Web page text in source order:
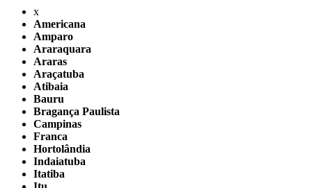
x
Americana
Amparo
Araraquara
Araras
Araçatuba
Atibaia
Bauru
Bragança Paulista
Campinas
Franca
Hortolândia
Indaiatuba
Itatiba